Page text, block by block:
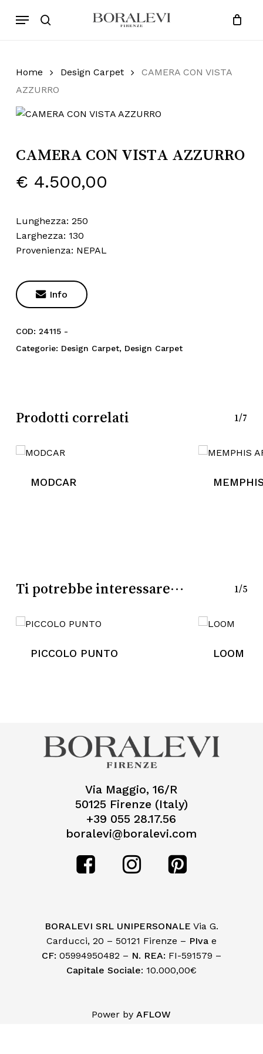
Products
search
Menu
Cart Close
Nessun prodotto nel
Home Design Carpet
CAMERA CON VISTA
AZZURRO
CAMERA CON VISTA AZZURRO
€ 4.500,00
Lunghezza: 250
Larghezza: 130
Provenienza: NEPAL
Info
COD: 24115 -
Categorie: Design Carpet, Design Carpet
Prodotti correlati 1/7
MODCAR
Ti potrebbe interessare… 1/5
PICCOLO PUNTO LOOM
Via Maggio, 16/R
50125 Firenze (Italy)
+39 055 28.17.56
boralevi@boralevi.com
BORALEVI SRL UNIPERSONALE Via G.
Carducci, 20 – 50121 Firenze – PIvae
CF: 05994950482 – N. REA: FI-591579 –
Capitale Sociale: 10.000,00€
Power byAFLOW